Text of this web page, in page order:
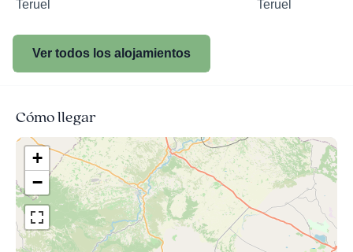
Teruel
Teruel
Ver todos los alojamientos
Cómo llegar
+
−